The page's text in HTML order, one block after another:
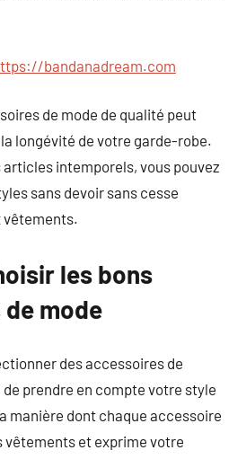
bandanadream.com
de mode de qualité peut
longévité de votre garde-robe.
intemporels, vous pouvez
sans devoir sans cesse
vêtements.
les bons
mode
des accessoires de
prendre en compte votre style
manière dont chaque accessoire
vêtements et exprime votre